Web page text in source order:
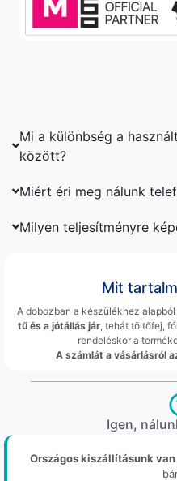
Mi a különbség a
között?
Miért éri meg nálunk
Milyen teljesítményre
Mit
A dobozban a készülékhez alapból
tű és a jótállás jár , tehát töltőfej,
rendeléskor a
A számlát a vásárlásról
Igen,
Országos kiszállításunk van